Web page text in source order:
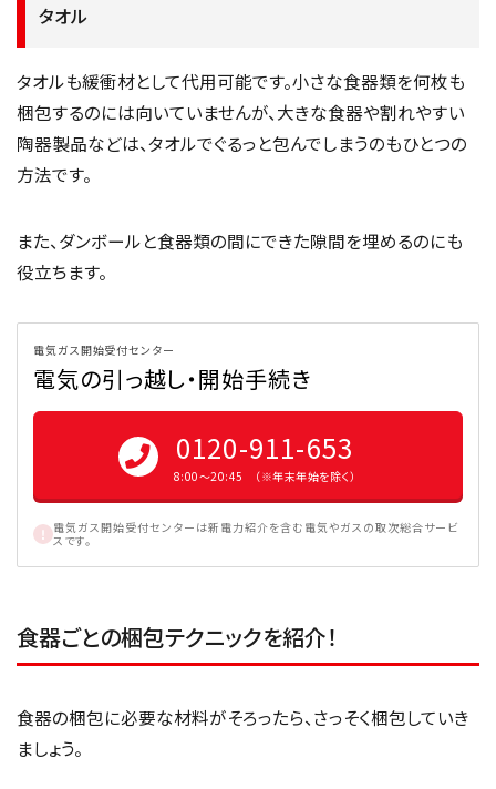
タオル
タオルも緩衝材として代用可能です。小さな食器類を何枚も
梱包するのには向いていませんが、大きな食器や割れやすい
陶器製品などは、タオルでぐるっと包んでしまうのもひとつの
方法です。
また、ダンボールと食器類の間にできた隙間を埋めるのにも
役立ちます。
電気ガス開始受付センター
電気の引っ越し・開始手続き
0120-911-653
8:00〜20:45 （※年末年始を除く）
電気ガス開始受付センターは新電力紹介を含む電気やガスの取次総合サービ
スです。
食器ごとの梱包テクニックを紹介！
食器の梱包に必要な材料がそろったら、さっそく梱包していき
ましょう。